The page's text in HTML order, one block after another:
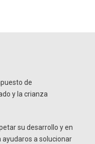
de
y la crianza
su desarrollo y en
a solucionar